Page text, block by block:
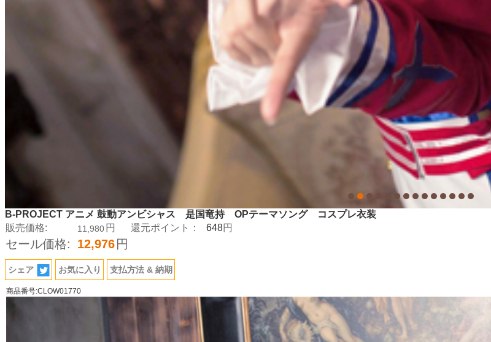
B-PROJECT アニメ 鼓動アンビシャス 是国竜持 OPテーマソング コスプレ衣装
販売価格:
11,980 円 還元ポイント： 648円
セール価格: 12,976 円
シェア お気に入り 支払方法 & 納期
商品番号:CLOW01770